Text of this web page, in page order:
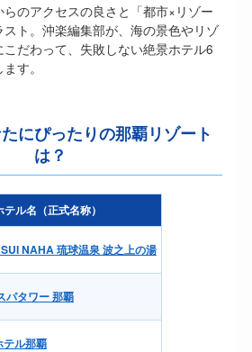
のアクセスの良さと「都市×リゾー
スト。沖楽編集部が、海の景色やリゾ
だわって、失敗しない絶景ホテル6
す。
たにぴったりの那覇リゾート
は？
テル名（正式名称）
NAHA 琉球温泉 波之上の湯
パタワー 那覇
テル那覇